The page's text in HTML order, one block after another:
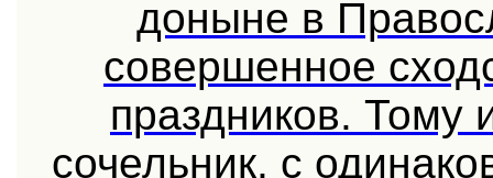
доныне в
совершенное
праздников. Тому
сочельник, с